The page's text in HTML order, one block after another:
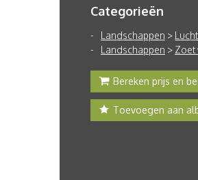
Categorieën
Landschappen >
Landschappen > Zoet
Bereken prijs en
Toevoegen aan